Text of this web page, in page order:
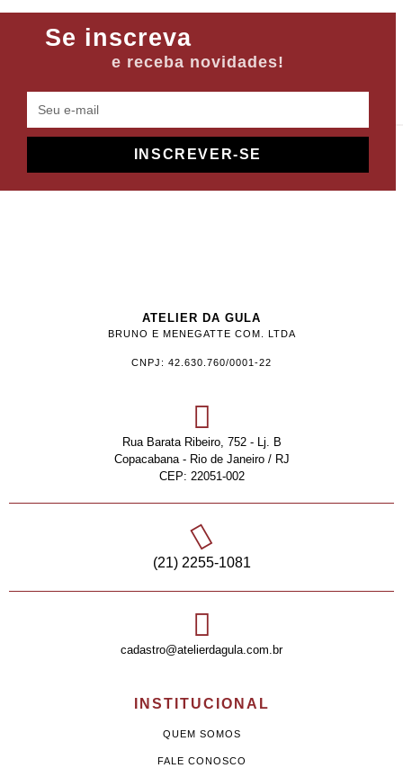
Se inscreva
e receba novidades!
INSCREVER-SE
ATELIER DA GULA
BRUNO E MENEGATTE COM. LTDA
CNPJ: 42.630.760/0001-22
Rua Barata Ribeiro, 752 - Lj. B
Copacabana - Rio de Janeiro / RJ
CEP: 22051-002
(21) 2255-1081
cadastro@atelierdagula.com.br
INSTITUCIONAL
QUEM SOMOS
FALE CONOSCO